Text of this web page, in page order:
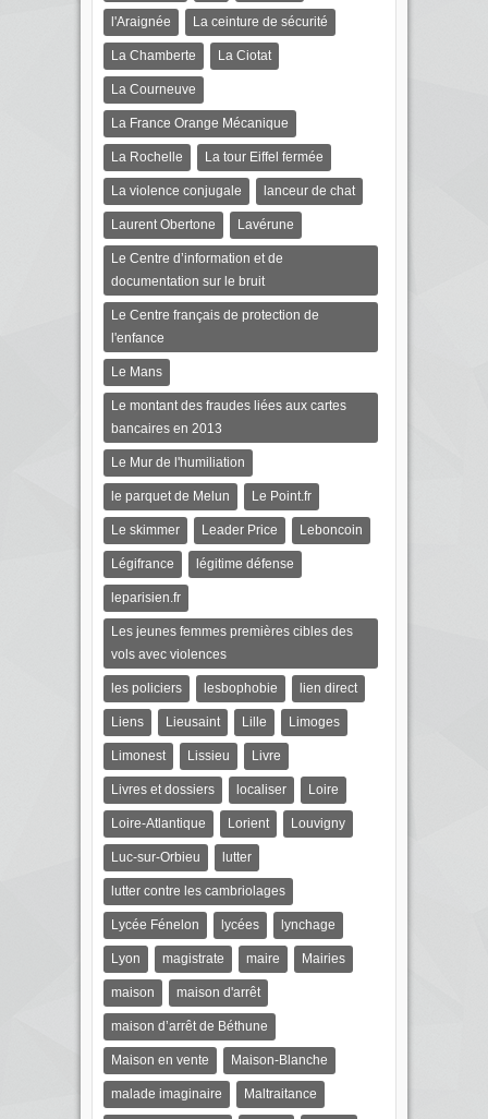
l'Araignée La ceinture de sécurité
La Chamberte La Ciotat
La Courneuve
La France Orange Mécanique
La Rochelle La tour Eiffel fermée
La violence conjugale lanceur de chat
Laurent Obertone Lavérune
Le Centre d’information et de
documentation sur le bruit
Le Centre français de protection de
l'enfance
Le Mans
Le montant des fraudes liées aux cartes
bancaires en 2013
Le Mur de l'humiliation
le parquet de Melun Le Point.fr
Le skimmer Leader Price Leboncoin
Légifrance légitime défense
leparisien.fr
Les jeunes femmes premières cibles des
vols avec violences
les policiers lesbophobie lien direct
Liens Lieusaint Lille Limoges
Limonest Lissieu Livre
Livres et dossiers localiser Loire
Loire-Atlantique Lorient Louvigny
Luc-sur-Orbieu lutter
lutter contre les cambriolages
Lycée Fénelon lycées lynchage
Lyon magistrate maire Mairies
maison maison d'arrêt
maison d’arrêt de Béthune
Maison en vente Maison-Blanche
malade imaginaire Maltraitance